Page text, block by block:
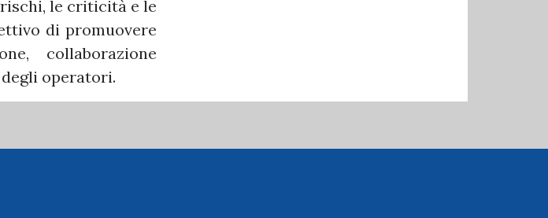
le criticità e le
di promuovere
collaborazione
operatori.